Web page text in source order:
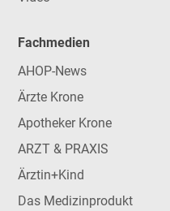
Fachmedien
AHOP-News
Ärzte Krone
Apotheker Krone
ARZT & PRAXIS
Ärztin+Kind
Das Medizinprodukt